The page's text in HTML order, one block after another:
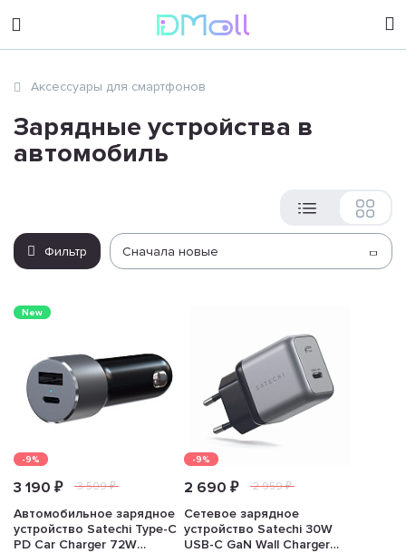
sales@dimoll.ru
Аксессуары для смартфонов
Зарядные устройства в
автомобиль
Фильтр Сначала новые
New
-9%
3 190 ₽ 3 509 ₽
Автомобильное зарядное
устройство Satechi Type-C
PD Car Charger 72W
-9%
2 690 ₽ 2 959 ₽
Сетевое зарядное
устройство Satechi 30W
USB-C GaN Wall Charger